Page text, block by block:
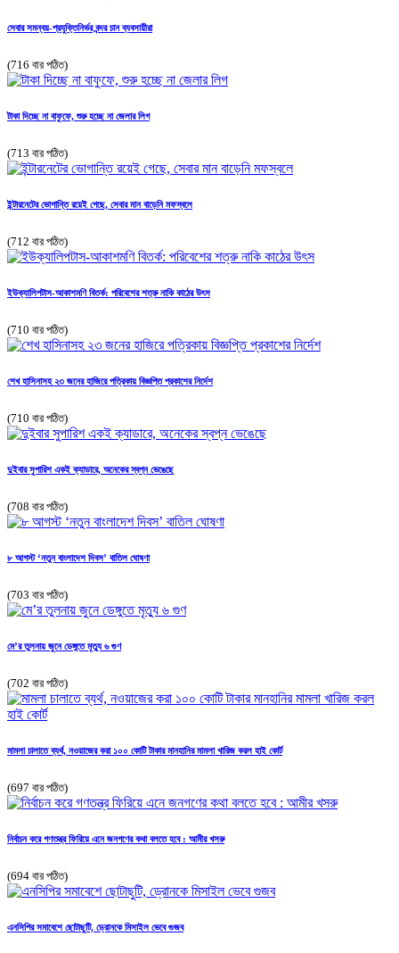
সেবার সমন্বয়-প্রযুক্তিনির্ভর বন্দর চান ব্যবসায়ীরা
(716 বার পঠিত)
টাকা দিচ্ছে না বাফুফে, শুরু হচ্ছে না জেলার লিগ
(713 বার পঠিত)
ইন্টারনেটের ভোগান্তি রয়েই গেছে, সেবার মান বাড়েনি মফস্বলে
(712 বার পঠিত)
ইউক্যালিপটাস-আকাশমণি বিতর্ক: পরিবেশের শত্রু নাকি কাঠের উৎস
(710 বার পঠিত)
শেখ হাসিনাসহ ২৩ জনের হাজিরে পত্রিকায় বিজ্ঞপ্তি প্রকাশের নির্দেশ
(710 বার পঠিত)
দুইবার সুপারিশ একই ক্যাডারে, অনেকের স্বপ্ন ভেঙেছে
(708 বার পঠিত)
৮ আগস্ট ‘নতুন বাংলাদেশ দিবস’ বাতিল ঘোষণা
(703 বার পঠিত)
মে’র তুলনায় জুনে ডেঙ্গুতে মৃত্যু ৬ গুণ
(702 বার পঠিত)
মামলা চালাতে ব্যর্থ, নওয়াজের করা ১০০ কোটি টাকার মানহানির মামলা খারিজ করল হাই কোর্ট
(697 বার পঠিত)
নির্বাচন করে গণতন্ত্র ফিরিয়ে এনে জনগণের কথা বলতে হবে : আমীর খসরু
(694 বার পঠিত)
এনসিপির সমাবেশে ছোটাছুটি, ড্রোনকে মিসাইল ভেবে গুজব